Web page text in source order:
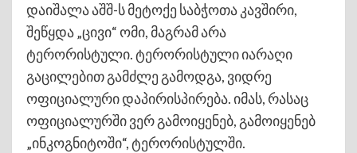
დაიშალა აშშ-ს მეტოქე საბჭოთა კავშირი,
შეწყდა „ცივი“ ომი, მაგრამ არა
ტერორისტული. ტერორისტული იარაღი
გაცილებით გამძლე გამოდგა, ვიდრე
ოფიციალური დაპირისპირება. იმას, რასაც
ოფიციალურში ვერ გამოიყენებ, გამოიყენებ
„ინკოგნიტოში“, ტერორისტულში.